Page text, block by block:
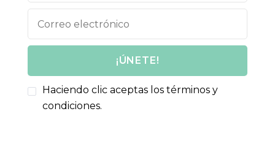
Haciendo clic aceptas los términos y
condiciones.